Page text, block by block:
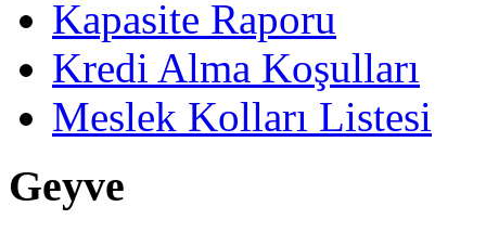
Kapasite Raporu
Kredi Alma Koşulları
Meslek Kolları Listesi
Geyve